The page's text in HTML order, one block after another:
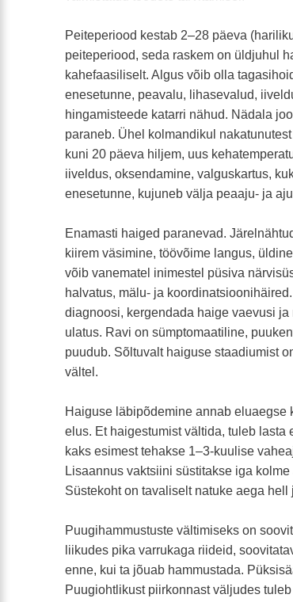
Peiteperiood kestab 2–28 päeva
peiteperiood, seda raskem on üldjuhul
kahefaasiliselt. Algus võib olla
enesetunne, peavalu, lihasevalud,
hingamisteede katarri nähud. Nädala
paraneb. Ühel kolmandikul
kuni 20 päeva hiljem, uus
iiveldus, oksendamine, valguskartus,
enesetunne, kujuneb välja peaaju- ja
Enamasti haiged paranevad.
kiirem väsimine, töövõime langus,
võib vanematel inimestel püsiva
halvatus, mälu- ja
diagnoosi, kergendada haige vaevusi
ulatus. Ravi on sümptomaatiline,
puudub. Sõltuvalt haiguse staadiumist
vältel.
Haiguse läbipõdemine annab eluaegse
elus. Et haigestumist vältida, tuleb lasta
kaks esimest tehakse 1–3-kuulise
Lisaannus vaktsiini süstitakse iga
Süstekoht on tavaliselt natuke aega
Puugihammustuste vältimiseks on
liikudes pika varrukaga riideid,
enne, kui ta jõuab hammustada.
Puugiohtlikust piirkonnast väljudes